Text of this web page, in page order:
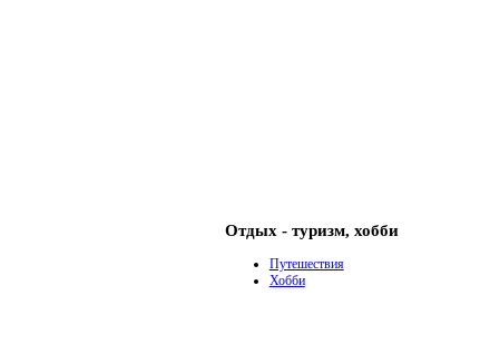
Отдых - туризм, хобби
Путешествия
Хобби